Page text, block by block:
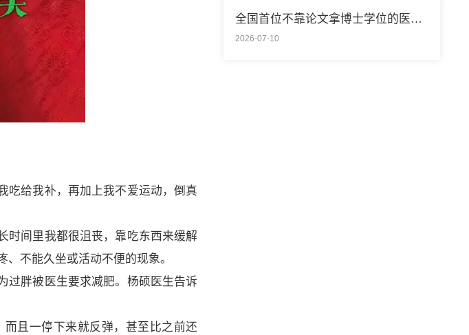
吃给我补，再加上我不爱运动，倒真
时间里我都很沮丧，靠吃东西来缓解
不能久坐或活动不便的现象。
过胖被医生要求减肥。杨硕医生告诉
且一停下来就反弹，甚至比之前还
全国首位不靠论文拿博士学位的医学领域研究生通过答辩
2026-07-10